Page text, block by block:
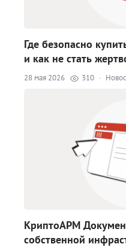
Где безопасно
и как не стать
28 мая 2026 310 ·
КриптоАРМ
собственной